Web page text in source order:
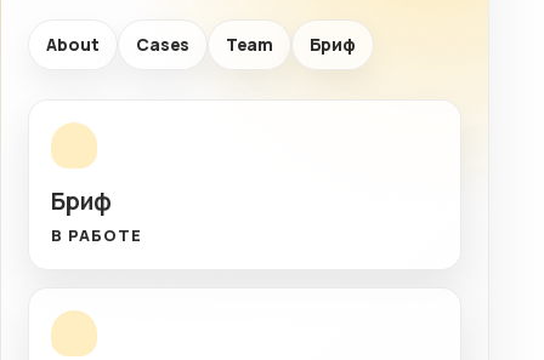
About Cases Team Бриф
Бриф
В РАБОТЕ